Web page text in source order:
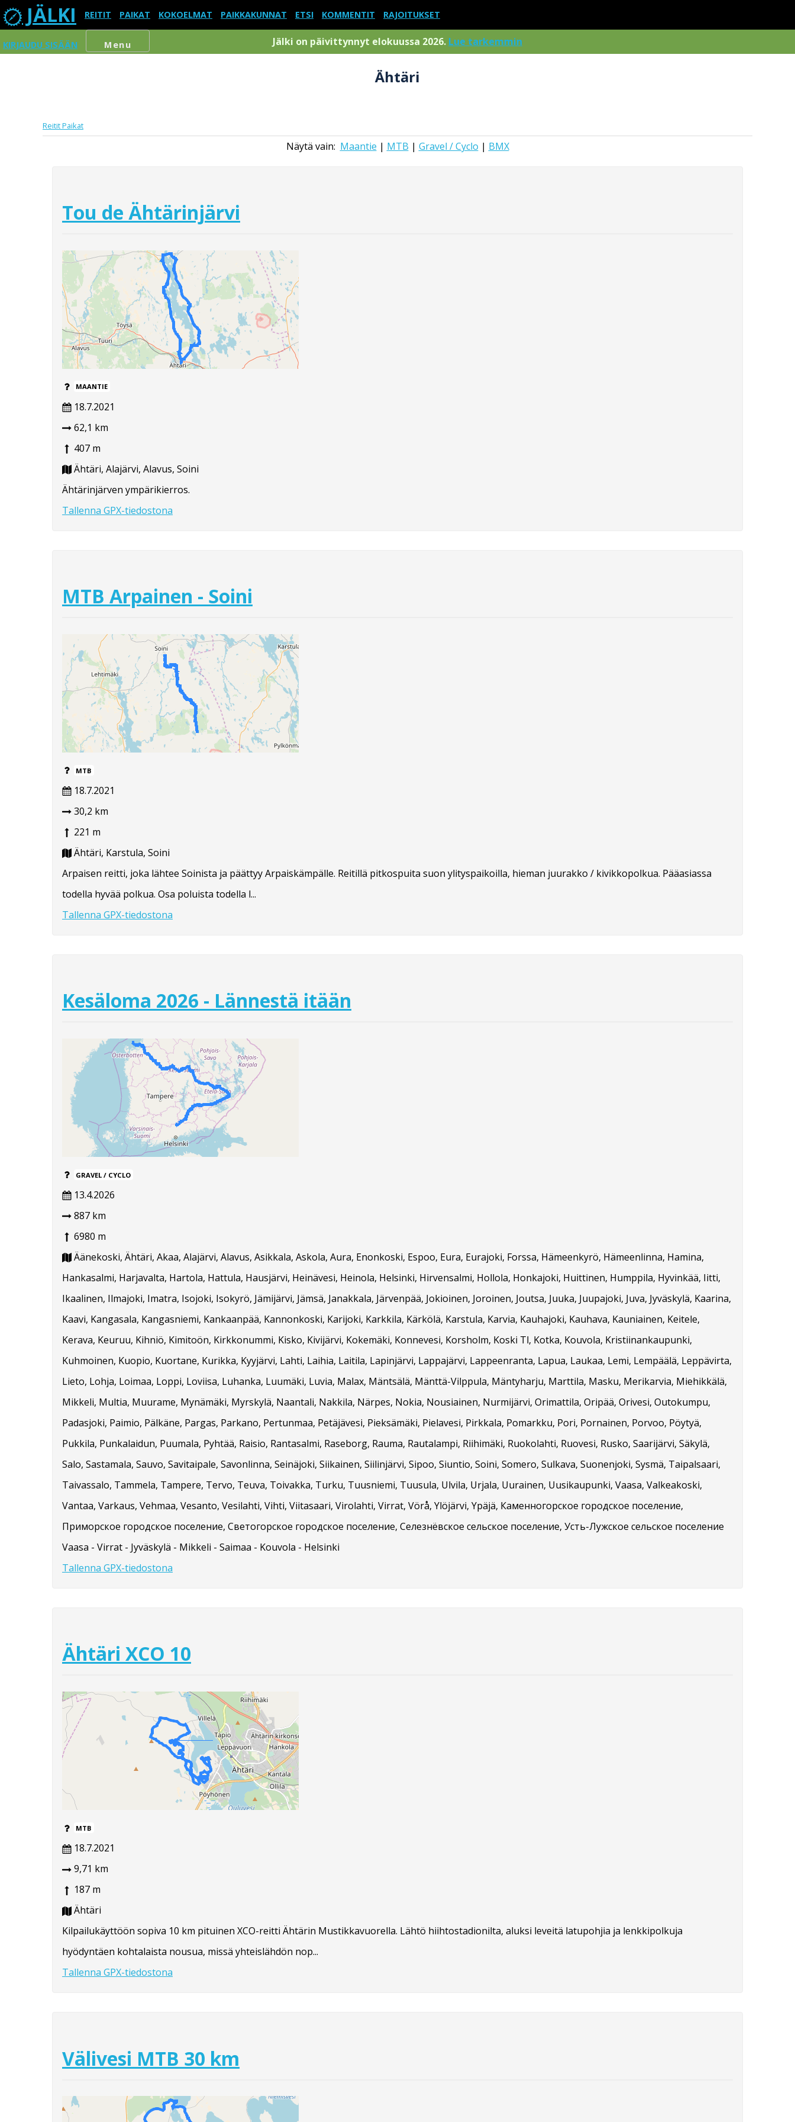
JÄLKI REITIT PAIKAT KOKOELMAT PAIKKAKUNNAT ETSI KOMMENTIT RAJOITUKSET
KIRJAUDU SISÄÄN Menu Jälki on päivittynnyt elokuussa 2026. Lue tarkemmin
Ähtäri
ReititPaikat
Näytä vain: Maantie | MTB | Gravel / Cyclo | BMX
Tou de Ähtärinjärvi
MAANTIE
18.7.2021
62,1 km
407 m
Ähtäri, Alajärvi, Alavus, Soini
Ähtärinjärven ympärikierros.
Tallenna GPX-tiedostona
MTB Arpainen - Soini
MTB
18.7.2021
30,2 km
221 m
Ähtäri, Karstula, Soini
Arpaisen reitti, joka lähtee Soinista ja päättyy Arpaiskämpälle. Reitillä pitkospuita suon ylityspaikoilla, hieman juurakko / kivikkopolkua. Pääasiassa
todella hyvää polkua. Osa poluista todella l...
Tallenna GPX-tiedostona
Kesäloma 2026 - Lännestä itään
GRAVEL / CYCLO
13.4.2026
887 km
6980 m
Äänekoski, Ähtäri, Akaa, Alajärvi, Alavus, Asikkala, Askola, Aura, Enonkoski, Espoo, Eura, Eurajoki, Forssa, Hämeenkyrö, Hämeenlinna, Hamina,
Hankasalmi, Harjavalta, Hartola, Hattula, Hausjärvi, Heinävesi, Heinola, Helsinki, Hirvensalmi, Hollola, Honkajoki, Huittinen, Humppila, Hyvinkää, Iitti,
Ikaalinen, Ilmajoki, Imatra, Isojoki, Isokyrö, Jämijärvi, Jämsä, Janakkala, Järvenpää, Jokioinen, Joroinen, Joutsa, Juuka, Juupajoki, Juva, Jyväskylä, Kaarina,
Kaavi, Kangasala, Kangasniemi, Kankaanpää, Kannonkoski, Karijoki, Karkkila, Kärkölä, Karstula, Karvia, Kauhajoki, Kauhava, Kauniainen, Keitele,
Kerava, Keuruu, Kihniö, Kimitoön, Kirkkonummi, Kisko, Kivijärvi, Kokemäki, Konnevesi, Korsholm, Koski Tl, Kotka, Kouvola, Kristiinankaupunki,
Kuhmoinen, Kuopio, Kuortane, Kurikka, Kyyjärvi, Lahti, Laihia, Laitila, Lapinjärvi, Lappajärvi, Lappeenranta, Lapua, Laukaa, Lemi, Lempäälä, Leppävirta,
Lieto, Lohja, Loimaa, Loppi, Loviisa, Luhanka, Luumäki, Luvia, Malax, Mäntsälä, Mänttä-Vilppula, Mäntyharju, Marttila, Masku, Merikarvia, Miehikkälä,
Mikkeli, Multia, Muurame, Mynämäki, Myrskylä, Naantali, Nakkila, Närpes, Nokia, Nousiainen, Nurmijärvi, Orimattila, Oripää, Orivesi, Outokumpu,
Padasjoki, Paimio, Pälkäne, Pargas, Parkano, Pertunmaa, Petäjävesi, Pieksämäki, Pielavesi, Pirkkala, Pomarkku, Pori, Pornainen, Porvoo, Pöytyä,
Pukkila, Punkalaidun, Puumala, Pyhtää, Raisio, Rantasalmi, Raseborg, Rauma, Rautalampi, Riihimäki, Ruokolahti, Ruovesi, Rusko, Saarijärvi, Säkylä,
Salo, Sastamala, Sauvo, Savitaipale, Savonlinna, Seinäjoki, Siikainen, Siilinjärvi, Sipoo, Siuntio, Soini, Somero, Sulkava, Suonenjoki, Sysmä, Taipalsaari,
Taivassalo, Tammela, Tampere, Tervo, Teuva, Toivakka, Turku, Tuusniemi, Tuusula, Ulvila, Urjala, Uurainen, Uusikaupunki, Vaasa, Valkeakoski,
Vantaa, Varkaus, Vehmaa, Vesanto, Vesilahti, Vihti, Viitasaari, Virolahti, Virrat, Vörå, Ylöjärvi, Ypäjä, Каменногорское городское поселение,
Приморское городское поселение, Светогорское городское поселение, Селезнёвское сельское поселение, Усть-Лужское сельское поселение
Vaasa - Virrat - Jyväskylä - Mikkeli - Saimaa - Kouvola - Helsinki
Tallenna GPX-tiedostona
Ähtäri XCO 10
MTB
18.7.2021
9,71 km
187 m
Ähtäri
Kilpailukäyttöön sopiva 10 km pituinen XCO-reitti Ähtärin Mustikkavuorella. Lähtö hiihtostadionilta, aluksi leveitä latupohjia ja lenkkipolkuja
hyödyntäen kohtalaista nousua, missä yhteislähdön nop...
Tallenna GPX-tiedostona
Välivesi MTB 30 km